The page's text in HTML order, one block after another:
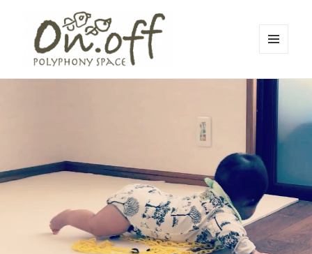
polyphony space on.off | ポリフォ
ニースペースオンオフ | 子どもと一
緒にいながら自分時間を*広島の託児
付きリフレッシュ空間・コワーキン
グスペース・シェアスペース・レン
タルスペース・一時預かり保育 | 子
連れでリフレッシュ*カフェのように
くつろぐ*親子イベントも
ィジェ